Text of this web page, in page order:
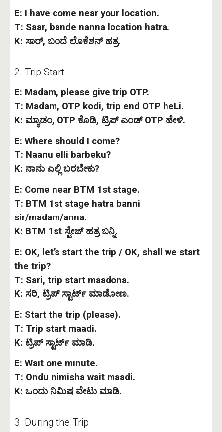
E: I have come near your location.
T: Saar, bande nanna location hatra.
K: ಸಾರ್, ಬಂದೆ ಲೊಕೆಶನ್ ಹತ್ರ.
2. Trip Start
E: Madam, please give trip OTP.
T: Madam, OTP kodi, trip end OTP heLi.
K: ಮ್ಯಾಡಂ, OTP ಕೊಡಿ, ಟ್ರಿಪ್ ಎಂಡ್ OTP ಹೇಳಿ.
E: Where should I come?
T: Naanu elli barbeku?
K: ನಾನು ಎಲ್ಲಿ ಬರಬೇಕು?
E: Come near BTM 1st stage.
T: BTM 1st stage hatra banni
sir/madam/anna.
K: BTM 1st ಸ್ಟೇಜ್ ಹತ್ರ ಬನ್ನಿ.
E: OK, let’s start the trip / OK, shall we start
the trip?
T: Sari, trip start maadona.
K: ಸರಿ, ಟ್ರಿಪ್ ಸ್ಟಾರ್ಟ್ ಮಾಡೋಣ.
E: Start the trip (please).
T: Trip start maadi.
K: ಟ್ರಿಪ್ ಸ್ಟಾರ್ಟ್ ಮಾಡಿ.
E: Wait one minute.
T: Ondu nimisha wait maadi.
K: ಒಂದು ನಿಮಿಷ ವೇಟು ಮಾಡಿ.
3. During the Trip